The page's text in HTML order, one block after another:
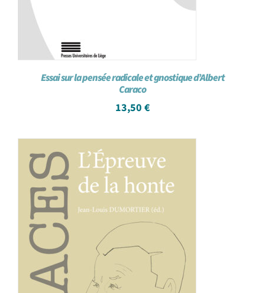
Essai sur la pensée radicale et gnostique d’Albert
Caraco
13,50 €